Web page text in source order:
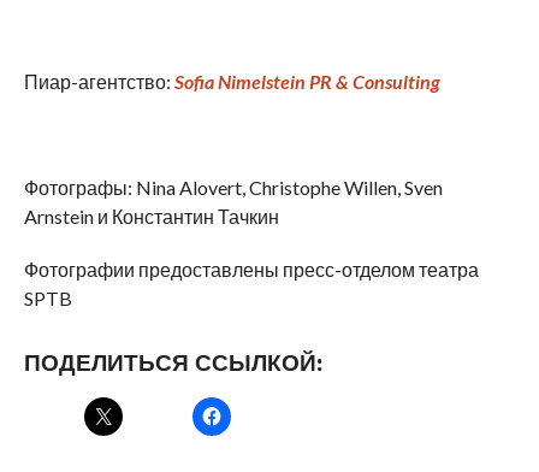
Пиар-агентство: Sofia Nimelstein PR & Consulting
Фотографы: Nina Alovert, Christophe Willen, Sven
Arnstein и Константин Тачкин
Фотографии предоставлены пресс-отделом театра
SPTB
ПОДЕЛИТЬСЯ ССЫЛКОЙ: